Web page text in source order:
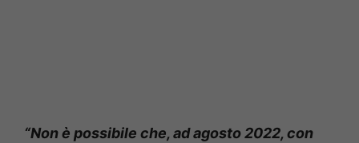
“Non è possibile che, ad agosto 2022, con